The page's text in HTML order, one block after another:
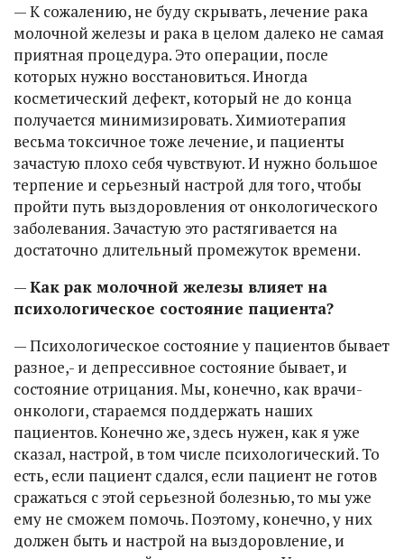
— К сожалению, не буду скрывать, лечение рака
молочной железы и рака в целом далеко не самая
приятная процедура. Это операции, после
которых нужно восстановиться. Иногда
косметический дефект, который не до конца
получается минимизировать. Химиотерапия
весьма токсичное тоже лечение, и пациенты
зачастую плохо себя чувствуют. И нужно большое
терпение и серьезный настрой для того, чтобы
пройти путь выздоровления от онкологического
заболевания. Зачастую это растягивается на
достаточно длительный промежуток времени.
—Как рак молочной железы влияет на
психологическое состояние пациента?
— Психологическое состояние у пациентов бывает
разное,- и депрессивное состояние бывает, и
состояние отрицания. Мы, конечно, как врачи-
онкологи, стараемся поддержать наших
пациентов. Конечно же, здесь нужен, как я уже
сказал, настрой, в том числе психологический. То
есть, если пациент сдался, если пациент не готов
сражаться с этой серьезной болезнью, то мы уже
ему не сможем помочь. Поэтому, конечно, у них
должен быть и настрой на выздоровление, и